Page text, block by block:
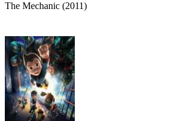
The Mechanic (2011)